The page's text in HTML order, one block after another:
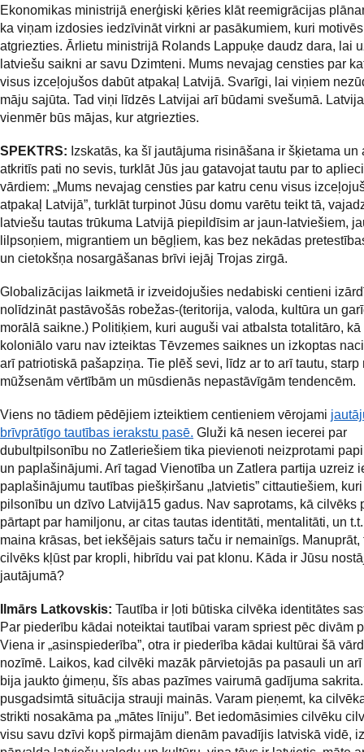
Ekonomikas ministrijā enerģiski ķēries klāt reemigrācijas
ka viņam izdosies iedzīvināt virkni ar pasākumiem, kuri
atgriezties. Ārlietu ministrijā Rolands Lappuķe daudz dara, lai
latviešu saikni ar savu Dzimteni. Mums nevajag censties par
visus izceļojušos dabūt atpakaļ Latvijā. Svarīgi, lai viņiem
māju sajūta. Tad viņi līdzēs Latvijai arī būdami svešumā.
vienmēr būs mājas, kur atgriezties.
SPEKTRS: Izskatās, ka šī jautājuma risināšana ir šķietama un
atkritīs pati no sevis, turklāt Jūs jau gatavojat tautu par to
vārdiem: „Mums nevajag censties par katru cenu visus
atpakaļ Latvijā”, turklāt turpinot Jūsu domu varētu teikt tā,
latviešu tautas trūkuma Latvijā piepildīsim ar jaun-latviešiem,
lilpsoņiem, migrantiem un bēgļiem, kas bez nekādas
un cietokšņa nosargāšanas brīvi iejāj Trojas zirgā.
Globalizācijas laikmetā ir izveidojušies nedabiski centieni
nolīdzināt pastāvošās robežas-(teritorija, valoda, kultūra un
morālā saikne.) Politiķiem, kuri auguši vai atbalsta totalitāro, kā
koloniālo varu nav izteiktas Tēvzemes saiknes un izkoptas
arī patriotiskā pašapziņa. Tie plēš sevi, līdz ar to arī tautu, starp
mūžsenām vērtībām un mūsdienās nepastāvīgām tendencēm.
Viens no tādiem pēdējiem izteiktiem centieniem vērojami
brīvprātīgo tautības ierakstu pasē. Gluži kā nesen iecerei par
dubultpilsonību no Zatleriešiem tika pievienoti neizprotami
un paplašinājumi. Arī tagad Vienotība un Zatlera partija uzreiz
paplašinājumu tautības piešķiršanu „latvietis” cittautiešiem,
pilsonību un dzīvo Latvijā15 gadus. Nav saprotams, kā cilvēks
pārtapt par hamiljonu, ar citas tautas identitāti, mentalitāti, un
maina krāsas, bet iekšējais saturs taču ir nemainīgs. Manuprāt,
cilvēks kļūst par kropli, hibrīdu vai pat klonu. Kāda ir Jūsu
jautājumā?
Ilmārs Latkovskis: Tautība ir ļoti būtiska cilvēka identitātes
Par piederību kādai noteiktai tautībai varam spriest pēc divām
Viena ir „asinspiederība”, otra ir piederība kādai kultūrai šā
nozīmē. Laikos, kad cilvēki mazāk pārvietojās pa pasauli un
bija jaukto ģimeņu, šīs abas pazīmes vairumā gadījuma
pusgadsimtā situācija strauji mainās. Varam pieņemt, ka
strikti nosakāma pa „mātes līniju”. Bet iedomāsimies cilvēku
visu savu dzīvi kopš pirmajām dienām pavadījis latviskā vidē,